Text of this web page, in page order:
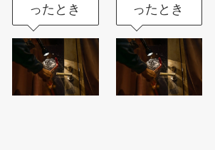
ったとき
ったとき